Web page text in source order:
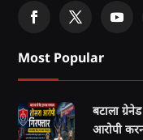
Most Popular
बटाला
आरोपी